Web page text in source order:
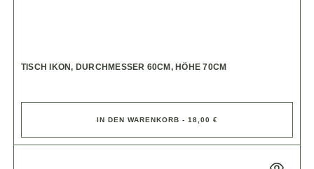
TISCH IKON, DURCHMESSER 60CM, HÖHE 70CM
IN DEN WARENKORB - 18,00 €